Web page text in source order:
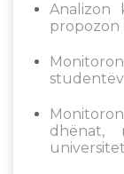
Analizon
propozon
dhënat,